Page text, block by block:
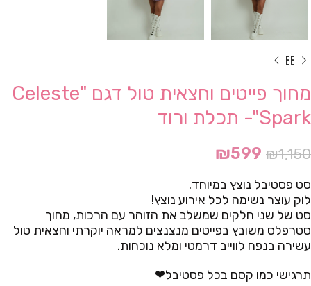
מחוך פייטים וחצאית טול דגם "Celeste
Spark"- תכלת ורוד
₪1,150
₪599
סט פסטיבל נוצץ במיוחד.
לוק עוצר נשימה לכל אירוע נוצץ!
סט של שני חלקים שמשלב את הזוהר עם הרכות, מחוך
סטרפלס משובץ בפייטים מנצנצים למראה יוקרתי וחצאית טול
עשירה בנפח לווייב דרמטי ומלא נוכחות.
תרגישי כמו קסם בכל פסטיבל❤